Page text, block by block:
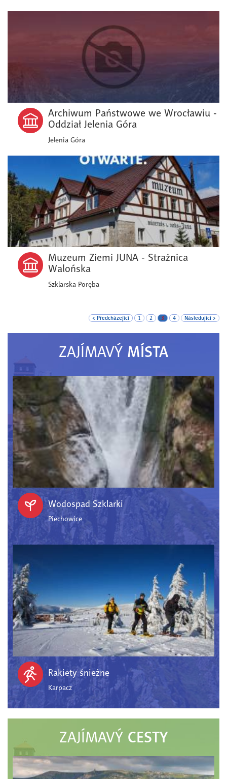
Archiwum Państwowe we Wrocławiu -
Oddział Jelenia Góra
Jelenia Góra
Muzeum Ziemi JUNA - Strażnica
Walońska
Szklarska Poręba
< Předcházející 1 2 3 4 Následující >
ZAJÍMAVÝ MÍSTA
Wodospad Szklarki
Piechowice
Rakiety śnieżne
Karpacz
ZAJÍMAVÝ CESTY